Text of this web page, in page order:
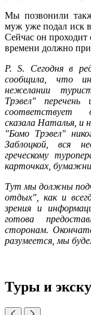
Мы позвонили
муж уже подал иск
Сейчас он
времени должно
P. S. Сегодня в
сообщила, что
нежелании
Трэвел"
соответствует
сказала Наталья, и
"Бомо Трэвел"
Заблоцкой, вся
греческому
карточках,
Тут мы должны
отдых", как и
зрения и
готова
сторонам.
разумеется, мы
Туры и